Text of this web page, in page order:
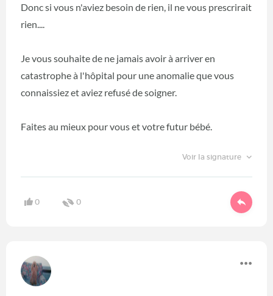
Donc si vous n'aviez besoin de rien, il ne vous prescrirait
rien....
Je vous souhaite de ne jamais avoir à arriver en
catastrophe à l'hôpital pour une anomalie que vous
connaissiez et aviez refusé de soigner.
Faites au mieux pour vous et votre futur bébé.
Voir la signature
0 0